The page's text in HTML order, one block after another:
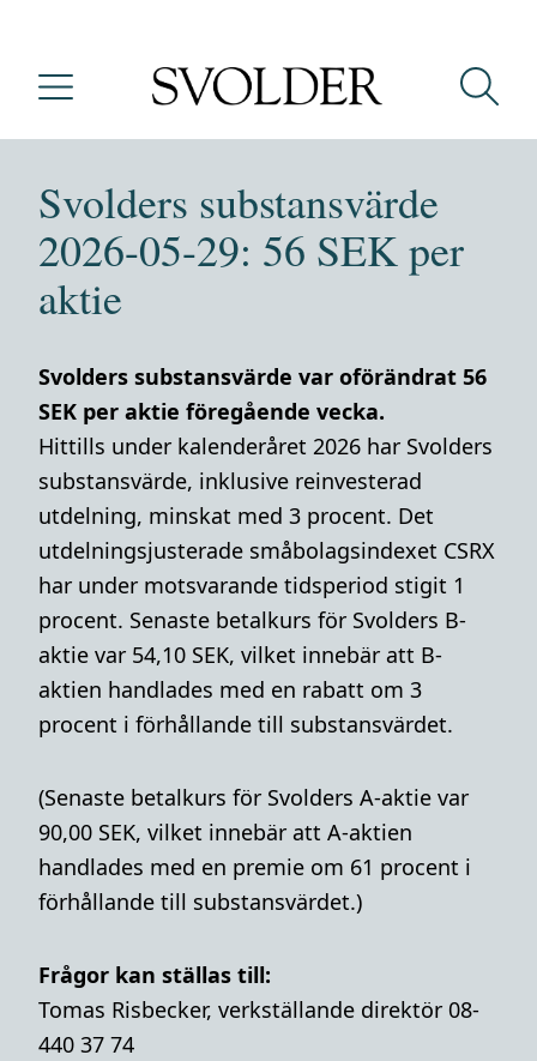
Svolders substansvärde
2026-05-29: 56 SEK per
aktie
Svolders substansvärde var oförändrat 56
SEK per aktie föregående vecka.
Hittills under kalenderåret 2026 har Svolders
substansvärde, inklusive reinvesterad
utdelning, minskat med 3 procent. Det
utdelningsjusterade småbolagsindexet CSRX
har under motsvarande tidsperiod stigit 1
procent. Senaste betalkurs för Svolders B-
aktie var 54,10 SEK, vilket innebär att B-
aktien handlades med en rabatt om 3
procent i förhållande till substansvärdet.
(Senaste betalkurs för Svolders A-aktie var
90,00 SEK, vilket innebär att A-aktien
handlades med en premie om 61 procent i
förhållande till substansvärdet.)
Frågor kan ställas till:
Tomas Risbecker, verkställande direktör 08-
440 37 74